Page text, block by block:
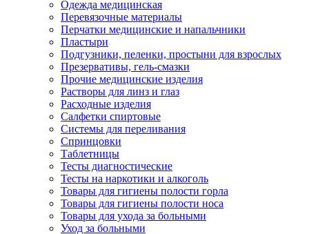
Одежда медицинская
Перевязочные материалы
Перчатки медицинские и напальчники
Пластыри
Подгузники, пеленки, простыни для взрослых
Презервативы, гель-смазки
Прочие медицинские изделия
Растворы для линз и глаз
Расходные изделия
Салфетки спиртовые
Системы для переливания
Спринцовки
Таблетницы
Тесты диагностические
Тесты на наркотики и алкоголь
Товары для гигиены полости горла
Товары для гигиены полости носа
Товары для ухода за больными
Уход за больными